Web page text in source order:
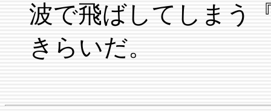
波で飛ばしてしまう
きらいだ。